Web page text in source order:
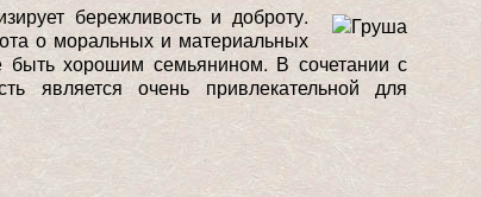
бережливость и доброту.
о моральных и материальных
быть хорошим семьянином. В сочетании с
является очень привлекательной для